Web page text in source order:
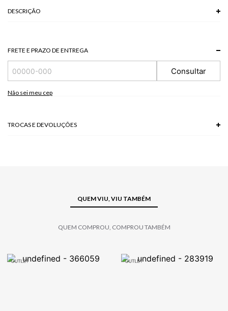
DESCRIÇÃO
*A tonalidade das cores pode variar de acordo com a sua tela/monitor.
FRETE E PRAZO DE ENTREGA
Consultar
Não sei meu cep
TROCAS E DEVOLUÇÕES
QUEM VIU, VIU TAMBÉM
QUEM COMPROU, COMPROU TAMBÉM